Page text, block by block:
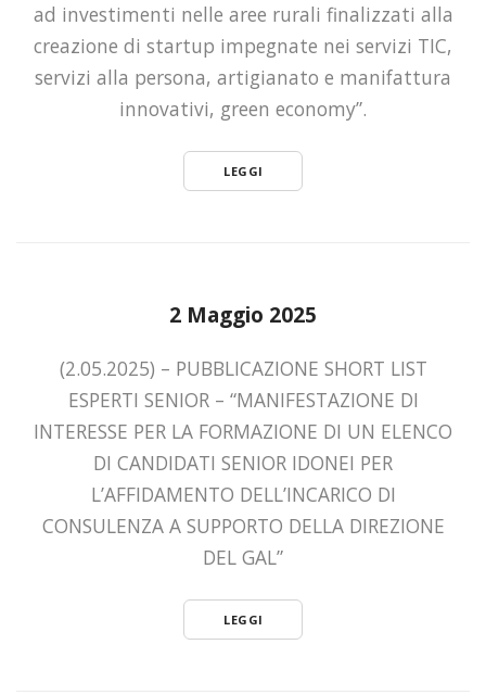
ad investimenti nelle aree rurali finalizzati alla
creazione di startup impegnate nei servizi TIC,
servizi alla persona, artigianato e manifattura
innovativi, green economy”.
LEGGI
2 Maggio 2025
(2.05.2025) – PUBBLICAZIONE SHORT LIST
ESPERTI SENIOR – “MANIFESTAZIONE DI
INTERESSE PER LA FORMAZIONE DI UN ELENCO
DI CANDIDATI SENIOR IDONEI PER
L’AFFIDAMENTO DELL’INCARICO DI
CONSULENZA A SUPPORTO DELLA DIREZIONE
DEL GAL”
LEGGI